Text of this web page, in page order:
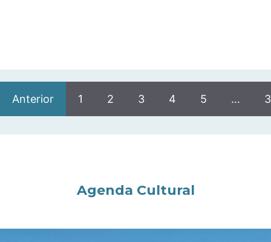
Anterior 1 2 3 4 5 …
Agenda Cultural